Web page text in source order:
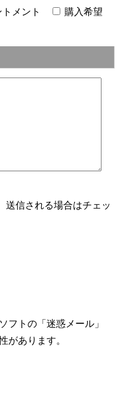
メント
購入希望
送信される場合はチェッ
フトの「迷惑メール」
があります。